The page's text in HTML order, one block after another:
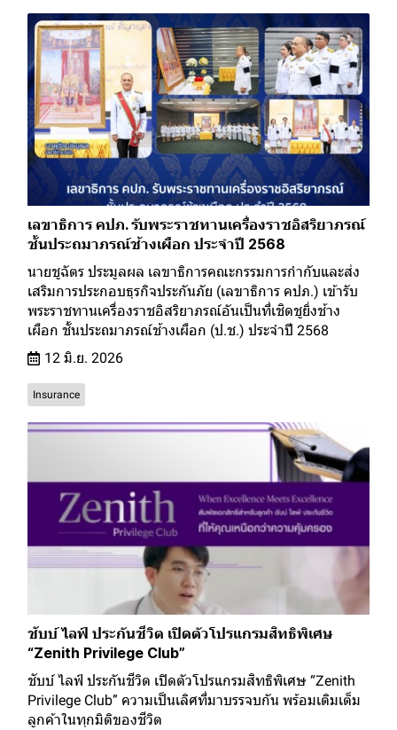
เลขาธิการ คปภ. รับพระราชทานเครื่องราชอิสริยาภรณ์
ชั้นประถมาภรณ์ช้างเผือก ประจำปี 2568
นายชูฉัตร ประมูลผล เลขาธิการคณะกรรมการกำกับและส่ง
เสริมการประกอบธุรกิจประกันภัย (เลขาธิการ คปภ.) เข้ารับ
พระราชทานเครื่องราชอิสริยาภรณ์อันเป็นที่เชิดชูยิ่งช้าง
เผือก ชั้นประถมาภรณ์ช้างเผือก (ป.ช.) ประจำปี 2568
12 มิ.ย. 2026
Insurance
ชับบ์ ไลฟ์ ประกันชีวิต เปิดตัวโปรแกรมสิทธิพิเศษ
“Zenith Privilege Club”
ชับบ์ ไลฟ์ ประกันชีวิต เปิดตัวโปรแกรมสิทธิพิเศษ “Zenith
Privilege Club” ความเป็นเลิศที่มาบรรจบกัน พร้อมเติมเต็ม
ลูกค้าในทุกมิติของชีวิต